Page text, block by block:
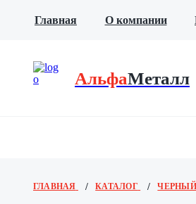
Главная О компании
АльфаМеталл
ГЛАВНАЯ КАТАЛОГ